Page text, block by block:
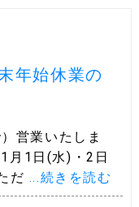
年始休業の
営業いたしま
月1日(水)・2日
だ ...続きを読む